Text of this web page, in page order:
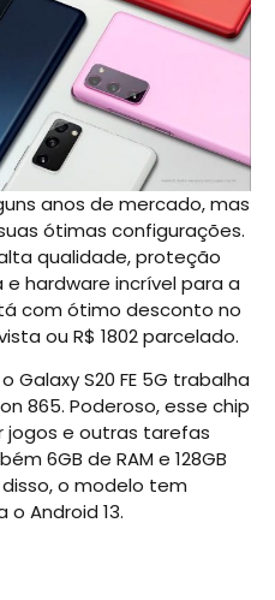
anos de mercado, mas
ótimas configurações.
qualidade, proteção
hardware incrível para a
com ótimo desconto no
ou R$ 1802 parcelado.
Galaxy S20 FE 5G trabalha
865. Poderoso, esse chip
jogos e outras tarefas
6GB de RAM e 128GB
o modelo tem
Android 13.